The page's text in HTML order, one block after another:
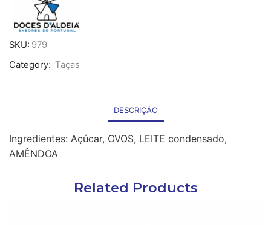
de
Camelo
em
taça
PET
cong.
SKU: 979
Category: Taças
DESCRIÇÃO
Ingredientes: Açúcar, OVOS, LEITE condensado,
AMÊNDOA
Related Products